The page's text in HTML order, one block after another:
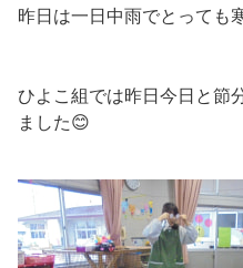
昨日は一日中雨でとっても
ひよこ組では昨日今日と節
ました😊